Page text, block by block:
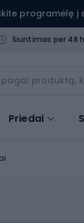
programėlę į
Siuntimas per 48 h
Priedai